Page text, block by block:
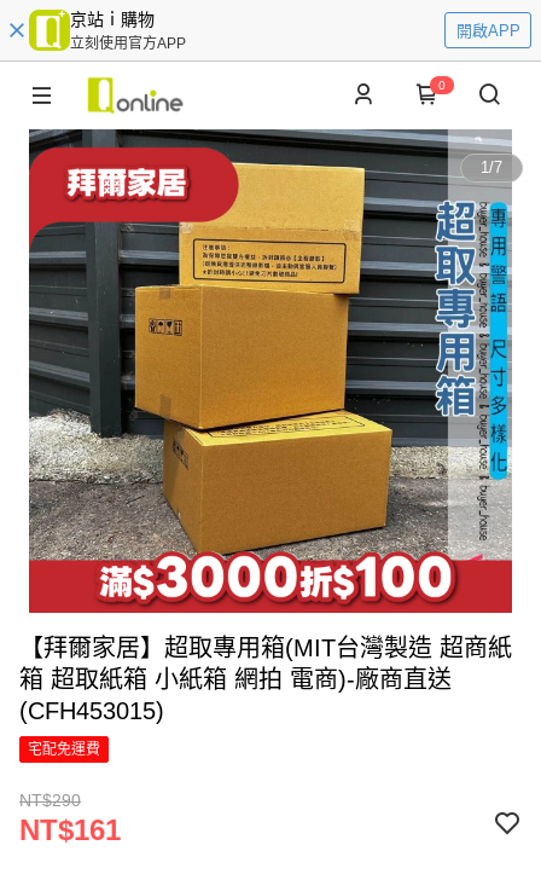
京站ｉ購物
立刻使用官方APP
開啟APP
0
1/7
【拜爾家居】超取專用箱(MIT台灣製造 超商紙
箱 超取紙箱 小紙箱 網拍 電商)-廠商直送
(CFH453015)
宅配免運費
NT$290
NT$161